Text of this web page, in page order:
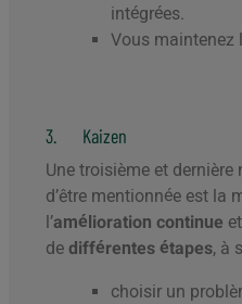
intégrées.
Vous maintenez
3. Kaizen
Une troisième et
d’être mentionnée est la
l’amélioration continue
de différentes étapes, à
choisir un